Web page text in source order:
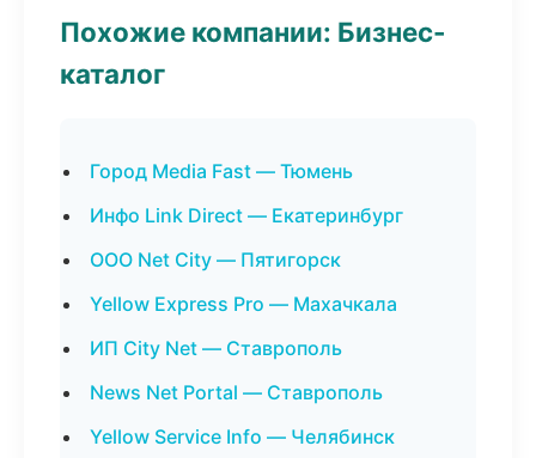
Похожие компании: Бизнес-
каталог
Город Media Fast — Тюмень
Инфо Link Direct — Екатеринбург
ООО Net City — Пятигорск
Yellow Express Pro — Махачкала
ИП City Net — Ставрополь
News Net Portal — Ставрополь
Yellow Service Info — Челябинск